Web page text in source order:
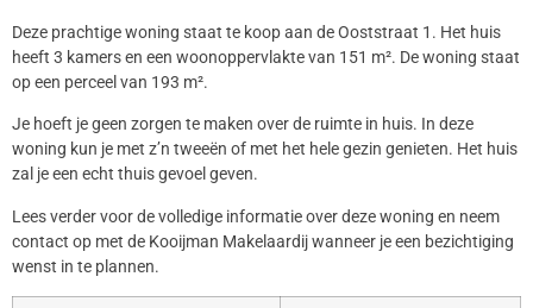
Deze prachtige woning staat te koop aan de Ooststraat 1. Het huis
heeft 3 kamers en een woonoppervlakte van 151 m². De woning staat
op een perceel van 193 m².
Je hoeft je geen zorgen te maken over de ruimte in huis. In deze
woning kun je met z’n tweeën of met het hele gezin genieten. Het huis
zal je een echt thuis gevoel geven.
Lees verder voor de volledige informatie over deze woning en neem
contact op met de Kooijman Makelaardij wanneer je een bezichtiging
wenst in te plannen.